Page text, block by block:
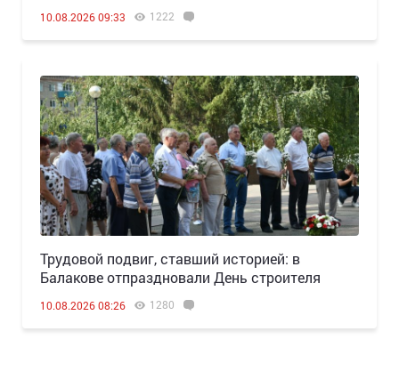
10.08.2026 09:33 1222
Трудовой подвиг, ставший историей: в
Балакове отпраздновали День строителя
10.08.2026 08:26 1280